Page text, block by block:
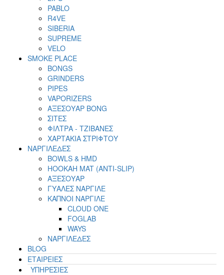
PABLO
R4VE
SIBERIA
SUPREME
VELO
SMOKE PLACE
BONGS
GRINDERS
PIPES
VAPORIZERS
ΑΞΕΣΟΥΑΡ BONG
ΣΙΤΕΣ
ΦΙΛΤΡΑ - ΤΖΙΒΑΝΕΣ
ΧΑΡΤΑΚΙΑ ΣΤΡΙΦΤΟΥ
ΝΑΡΓΙΛΕΔΕΣ
BOWLS & HMD
HOOKAH MAT (ANTI-SLIP)
ΑΞΕΣΟΥΑΡ
ΓΥΑΛΕΣ ΝΑΡΓΙΛΕ
ΚΑΠΝΟΙ ΝΑΡΓΙΛΕ
CLOUD ONE
FOGLAB
WAYS
ΝΑΡΓΙΛΕΔΕΣ
BLOG
ΕΤΑΙΡΕΙΕΣ
ΥΠΗΡΕΣΙΕΣ